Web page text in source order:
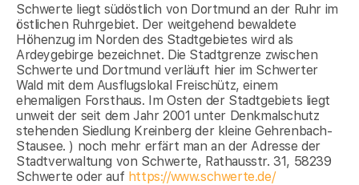
Schwerte liegt südöstlich von Dortmund an der Ruhr im
östlichen Ruhrgebiet. Der weitgehend bewaldete
Höhenzug im Norden des Stadtgebietes wird als
Ardeygebirge bezeichnet. Die Stadtgrenze zwischen
Schwerte und Dortmund verläuft hier im Schwerter
Wald mit dem Ausflugslokal Freischütz, einem
ehemaligen Forsthaus. Im Osten der Stadtgebiets liegt
unweit der seit dem Jahr 2001 unter Denkmalschutz
stehenden Siedlung Kreinberg der kleine Gehrenbach-
Stausee. ) noch mehr erfärt man an der Adresse der
Stadtverwaltung von Schwerte, Rathausstr. 31, 58239
Schwerte oder auf https://www.schwerte.de/